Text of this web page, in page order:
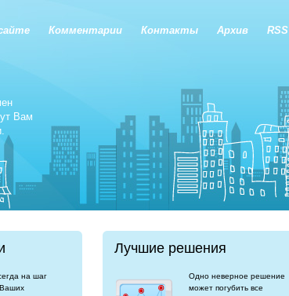
Комментарии Контакты Архив RSS
Вам
на шаг
Лучшие решения
Одно неверное решение
может погубить все